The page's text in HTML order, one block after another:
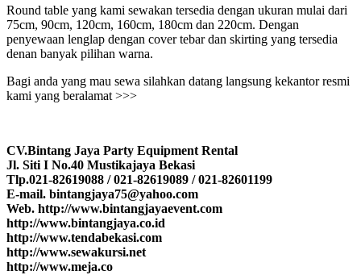
Round table yang kami sewakan tersedia dengan ukuran mulai dari
75cm, 90cm, 120cm, 160cm, 180cm dan 220cm. Dengan
penyewaan lenglap dengan cover tebar dan skirting yang tersedia
denan banyak pilihan warna.
Bagi anda yang mau sewa silahkan datang langsung kekantor resmi
kami yang beralamat >>>
CV.Bintang Jaya Party Equipment Rental
Jl. Siti I No.40 Mustikajaya Bekasi
Tlp.021-82619088 / 021-82619089 / 021-82601199
E-mail. bintangjaya75@yahoo.com
Web. http://www.bintangjayaevent.com
http://www.bintangjaya.co.id
http://www.tendabekasi.com
http://www.sewakursi.net
http://www.meja.co